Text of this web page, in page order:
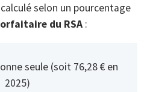
selon un pourcentage
du RSA :
seule (soit 76,28 € en
2025)